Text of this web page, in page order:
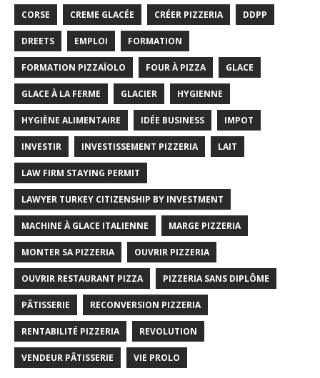
CORSE CREME GLACÉE CRÉER PIZZERIA DDPP
DREETS EMPLOI FORMATION
FORMATION PIZZAÏOLO FOUR À PIZZA GLACE
GLACE À LA FERME GLACIER HYGIENNE
HYGIÈNE ALIMENTAIRE IDÉE BUSINESS IMPOT
INVESTIR INVESTISSEMENT PIZZERIA LAIT
LAW FIRM STAYING PERMIT
LAWYER TURKEY CITIZENSHIP BY INVESTMENT
MACHINE À GLACE ITALIENNE MARGE PIZZERIA
MONTER SA PIZZERIA OUVRIR PIZZERIA
OUVRIR RESTAURANT PIZZA PIZZERIA SANS DIPLÔME
PÂTISSERIE RECONVERSION PIZZERIA
RENTABILITÉ PIZZERIA REVOLUTION
VENDEUR PÂTISSERIE VIE PROLO